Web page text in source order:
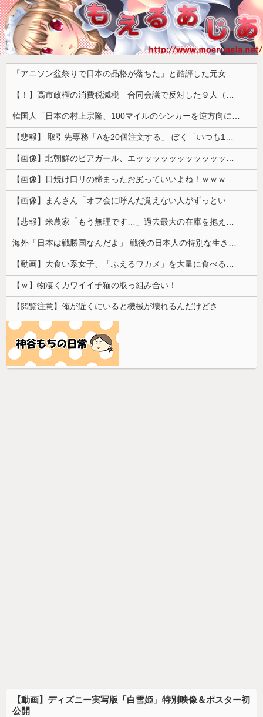
「アニソン盆祭りで日本の品格が落ちた」と酷評した元女優、「あんたが品格を語るのかよ！」と総ツッコミを食らってしまい……
【！】高市政権の消費税減税 合同会議で反対した９人（自民党議員）が晒されてしまうｗｗｗｗｗｗ
韓国人「日本の村上宗隆、100マイルのシンカーを逆方向に・・・2戦連発の26号ソロホームラン」→「羨ましすぎる 韓国はこんな打者がいなのか」「ア...
【悲報】 取引先専務「Aを20個注文する」 ぼく「いつも1～2個しか使わないけど本当に20であってる？」 取専「あってる」→結果『こう』なったんだが...
【画像】北朝鮮のビアガール、エッッッッッッッッッッッッッッッッッ！
【画像】日焼け口リの締まったお尻っていいよね！ｗｗｗｗｗ
【画像】まんさん「オフ会に呼んだ覚えない人がずっといたので晒すわ」（パシャ）
【悲報】米農家「もう無理です…」過去最大の在庫を抱える状態で新米収穫
海外「日本は戦勝国なんだよ」 戦後の日本人の特別な生き様に各国から称賛の声
【動画】大食い系女子、「ふえるワカメ」を大量に食べる実験をした結果ｗｗｗｗ
【ｗ】物凄くカワイイ子猫の取っ組み合い！
【閲覧注意】俺が近くにいると機械が壊れるんだけどさ
【動画】ディズニー実写版「白雪姫」特別映像＆ポスター初
公開